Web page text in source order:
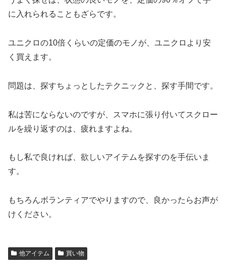
に入れられることもざらです。
ユニクロの10倍くらいの定価のモノが、ユニクロより安
く買えます。
問題は、探すちょっとしたテクニックと、探す手間です。
私は苦にならないのですが、スマホに張り付いてスクロー
ルを繰り返すのは、疲れますよね。
もし私で良ければ、欲しいアイテムを探すのを手伝いま
す。
もちろんボランティアでやりますので、良かったらお声が
けください。
他アイテム 買い物